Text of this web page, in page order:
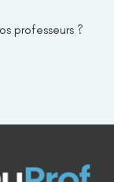
professeurs ?